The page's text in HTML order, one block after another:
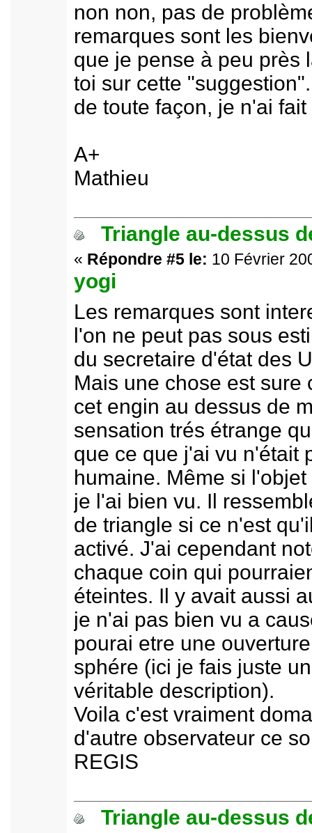
non non, pas de
remarques sont les
que je pense à peu près
toi sur cette
de toute façon, je n'ai
A+
Mathieu
Triangle au-dessus
« Répondre #5 le: 10 Février
yogi
Les remarques sont
l'on ne peut pas sous
du secretaire d'état des
Mais une chose est
cet engin au dessus de
sensation trés étrange
que ce que j'ai vu n'était
humaine. Même si
je l'ai bien vu. Il
de triangle si ce n'est
activé. J'ai cependant
chaque coin qui
éteintes. Il y avait aussi
je n'ai pas bien vu a
pourai etre une
sphére (ici je fais juste
véritable description).
Voila c'est vraiment
d'autre observateur ce
REGIS
Triangle au-dessus